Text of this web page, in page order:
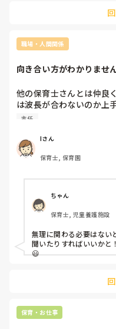
職場・人間関係
向き合い方がわかりませ
他の保育士さんとは仲良
は波長が合わないのか上
だ未熟な保育士で呆れら
えば良いのでしょうか。
主任
Iさん
保育士, 保育園
ちゃん
保育士, 児童養護施設
無理に関わる必要はない
聞いたりすればいいかと
😃
保育・お仕事